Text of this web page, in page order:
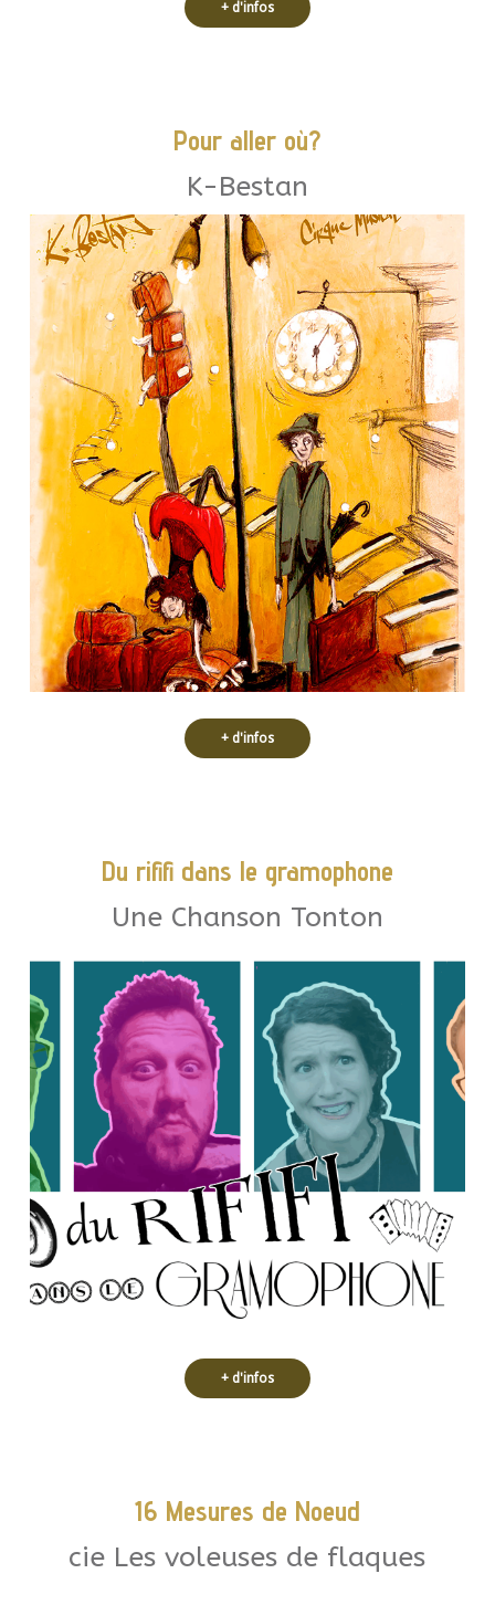
+ d'infos
Pour aller où?
K-Bestan
Dans une gare, où le temps est dicté
par le passage des trains qui ne
s’arrêtent pas, Rosie et
Arthur attendent le leur. Le premier
qui s’arrêtera, quel qu’il soit. Pour
partir vers un ailleurs
forcément meilleur.
Tout semble les opposer, mais cette
attente forcée va leur permettre de se
rencontrer et
et transformer cette gare aux allures
étranges en un lieu loufoque et
poétique.
Un lieu où le temps disparaît pour
laisser place à l’imagination.
+ d'infos
Du rififi dans le gramophone
Une Chanson Tonton
En trio ou en quartet, le Rififi arrange
les airs oubliés et dérange les
chansons de toujours. Il joue de
musiques et de mots et déjoue les
figures imposées. Avec un brin de
folie, il milite pour l’amour à mort, la
bossa-novanarchie et l’enjazzement
politique. Par tous les temps, pour
tous les âges. !
+ d'infos
16 Mesures de Noeud
cie Les voleuses de flaques